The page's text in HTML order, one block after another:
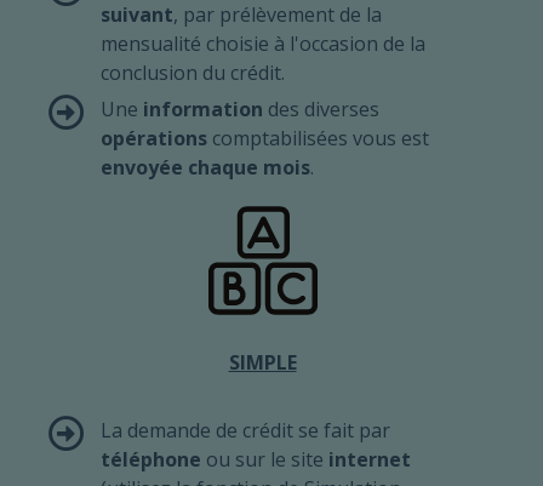
suivant, par prélèvement de la
mensualité choisie à l'occasion de la
conclusion du crédit.
Une information des diverses
opérationscomptabilisées vous est
envoyée chaque mois.
SIMPLE
La demande de crédit se fait par
téléphone ou sur le site internet